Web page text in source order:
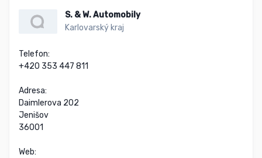
S. & W. Automobily
Karlovarský kraj
Telefon:
+420 353 447 811
Adresa:
Daimlerova 202
Jenišov
36001
Web: